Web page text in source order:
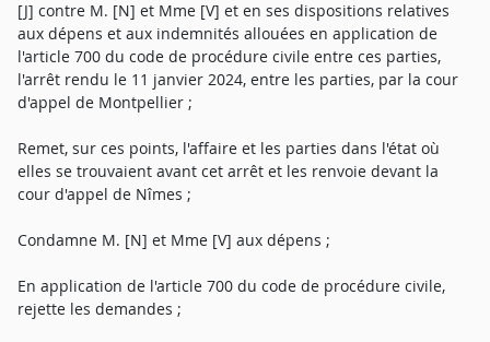
[J] contre M. [N] et Mme [V] et en ses dispositions relatives
aux dépens et aux indemnités allouées en application de
l'article 700 du code de procédure civile entre ces parties,
l'arrêt rendu le 11 janvier 2024, entre les parties, par la cour
d'appel de Montpellier ;
Remet, sur ces points, l'affaire et les parties dans l'état où
elles se trouvaient avant cet arrêt et les renvoie devant la
cour d'appel de Nîmes ;
Condamne M. [N] et Mme [V] aux dépens ;
En application de l'article 700 du code de procédure civile,
rejette les demandes ;